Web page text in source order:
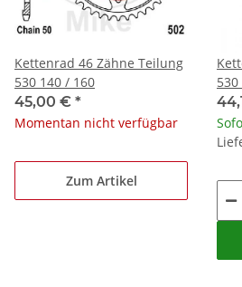
Kettenrad 46 Zähne Teilung
530 140 / 160
45,00 € *
Momentan nicht verfügbar
Zum Artikel
Kettenrad